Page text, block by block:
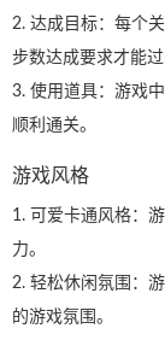
2. 达成目标：每个
步数达成要求才能过
3. 使用道具：游戏
顺利通关。
游戏风格
1. 可爱卡通风格：
力。
2. 轻松休闲氛围：
的游戏氛围。